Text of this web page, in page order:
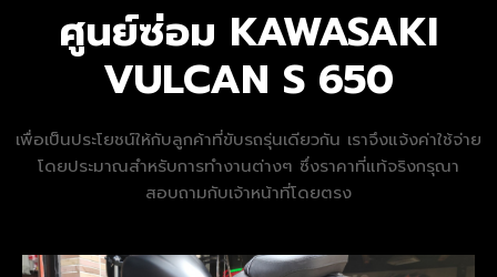
ศูนย์ซ่อม KAWASAKI
VULCAN S 650
เพื่อเป็นประโยชน์ให้กับลูกค้าที่ขับรถรุ่นเดียวกัน เราจึงแจ้งค่าใช้จ่าย
โดยประมาณสำหรับการทำงานต่างๆ ซึ่งราคาที่แท้จริงกรุณา
สอบถามกับเจ้าหน้าที่โดยตรง